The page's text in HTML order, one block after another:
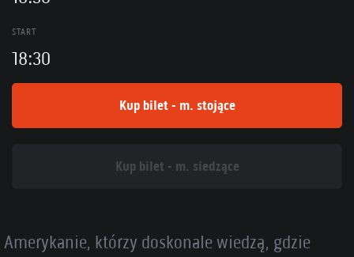
START
18:30
Kup bilet - m. stojące
Kup bilet - m. siedzące
Amerykanie, którzy doskonale wiedzą, gdzie